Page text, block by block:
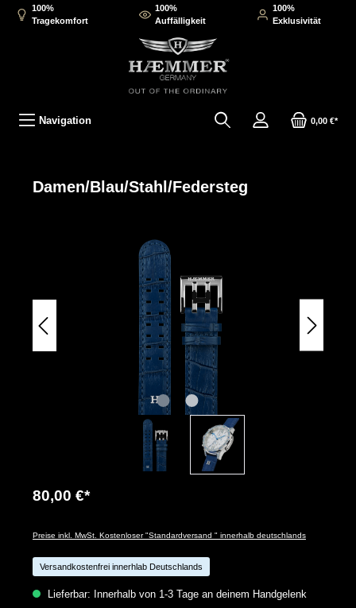
springen
100%
Tragekomfort
100%
Auffälligkeit
100%
Exklusivität
Navigation 0,00 €*
Damen/Blau/Stahl/Federsteg
80,00 €*
Preise inkl. MwSt. Kostenloser "Standardversand " innerhalb deutschlands
Versandkostenfrei innerhlab Deutschlands
Lieferbar: Innerhalb von 1-3 Tage an deinem Handgelenk